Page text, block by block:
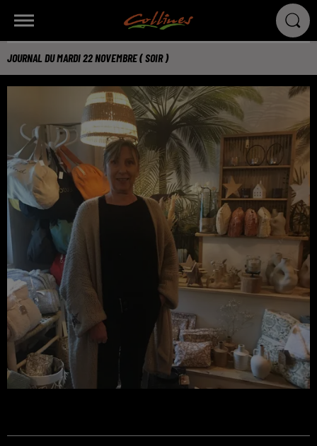
JOURNAL DU MARDI 22 NOVEMBRE ( SOIR )